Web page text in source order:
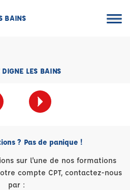
BAINS
LES BAINS
? Pas de panique !
sur l'une de nos formations
compte CPT, contactez-nous
par :